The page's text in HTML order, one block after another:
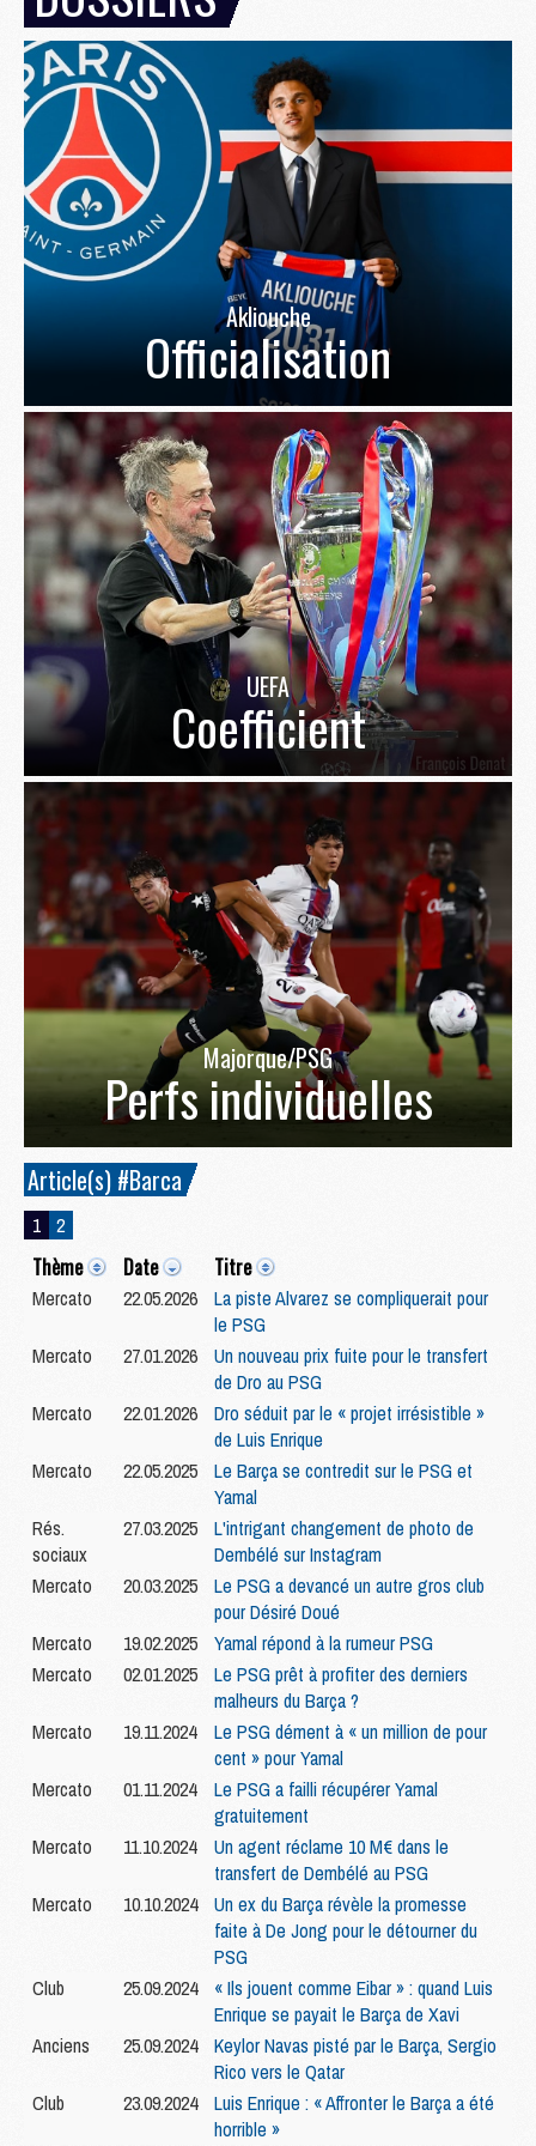
Akliouche
Officialisation
UEFA
Coefficient
Majorque/PSG
Perfs individuelles
Article(s) #Barca
1 2
Thème Date Titre
Mercato 22.05.2026
La piste Alvarez se compliquerait pour
le PSG
Mercato
27.01.2026
Un nouveau prix fuite pour le transfert
de Dro au PSG
Mercato
22.01.2026
Dro séduit par le « projet irrésistible »
de Luis Enrique
Mercato
22.05.2025
Le Barça se contredit sur le PSG et
Yamal
Rés.
sociaux
27.03.2025
L'intrigant changement de photo de
Dembélé sur Instagram
Mercato
20.03.2025
Le PSG a devancé un autre gros club
pour Désiré Doué
Mercato
19.02.2025
Yamal répond à la rumeur PSG
Mercato
02.01.2025
Le PSG prêt à profiter des derniers
malheurs du Barça ?
Mercato
19.11.2024
Le PSG dément à « un million de pour
cent » pour Yamal
Mercato
01.11.2024
Le PSG a failli récupérer Yamal
gratuitement
Mercato
11.10.2024
Un agent réclame 10 M€ dans le
transfert de Dembélé au PSG
Mercato
10.10.2024
Un ex du Barça révèle la promesse
faite à De Jong pour le détourner du
PSG
Club
25.09.2024
« Ils jouent comme Eibar » : quand Luis
Enrique se payait le Barça de Xavi
Anciens
25.09.2024
Keylor Navas pisté par le Barça, Sergio
Rico vers le Qatar
Club
23.09.2024
Luis Enrique : « Affronter le Barça a été
horrible »